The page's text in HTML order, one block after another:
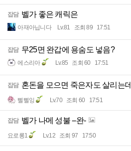
잡담 벨가 좋은 캐릭은
아재아닙니다 Lv.81 조회 89 17:51
잡담 무25면 완갑에 용숨도 넣음?
에스리아 Lv.85 조회 60 17:51
잡담 혼돈을 모으면 죽은자도 살리는데
삘삘잉 Lv.70 조회 60 17:51
잡담 벨가 나메 성불 --완-
요로롱1 Lv.12 조회 97 17:50